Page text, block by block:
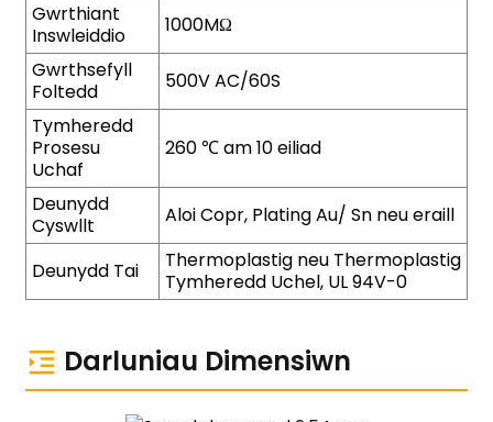
Gwrthiant
Inswleiddio
1000MΩ
Gwrthsefyll
Foltedd
500V AC/60S
Tymheredd
Prosesu
Uchaf
260 ℃ am 10 eiliad
Deunydd
Cyswllt
Aloi Copr, Plating Au/ Sn neu eraill
Deunydd Tai
Thermoplastig neu Thermoplastig
Tymheredd Uchel, UL 94V-0
Darluniau Dimensiwn